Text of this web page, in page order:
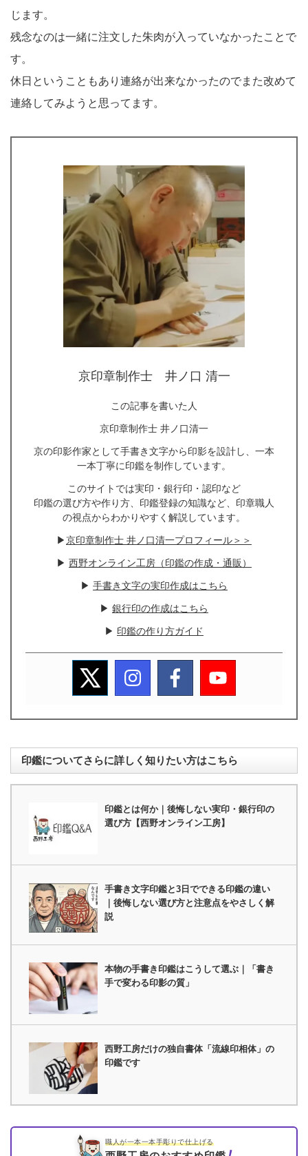
じます。
残念なのは一緒に注文した朱肉が入っていなかったことで
す。
休日ということもあり連絡が出来なかったのでまた改めて
連絡してみようと思ってます。
京印章制作士 井ノ口 清一
この記事を書いた人
京印章制作士 井ノ口清一
京の印影作家として手書き文字から印影を設計し、一本
一本丁寧に印鑑を制作しています。
このサイトでは実印・銀行印・認印など
印鑑の選び方や作り方、印鑑登録の知識など、印章職人
の視点からわかりやすく解説しています。
▶京印章制作士 井ノ口清一プロフィール＞＞
▶ 西野オンライン工房（印鑑の作成・通販）
▶ 手書き文字の実印作成はこちら
▶ 銀行印の作成はこちら
▶ 印鑑の作り方ガイド
印鑑についてさらに詳しく知りたい方はこちら
印鑑とは何か｜後悔しない実印・銀行印の
選び方【西野オンライン工房】
手書き文字印鑑と3日でできる印鑑の違い
｜後悔しない選び方と注意点をやさしく解
説
本物の手書き印鑑はこうして選ぶ｜「書き
手で変わる印影の質」
西野工房だけの独自書体「流線印相体」の
印鑑です
職人が一本一本手彫りで仕上げる